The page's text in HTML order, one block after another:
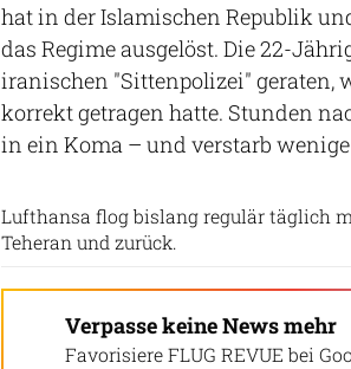
hat in der Islamischen Republik
das Regime ausgelöst. Die 22-
iranischen "Sittenpolizei" geraten,
korrekt getragen hatte. Stunden
in ein Koma – und verstarb wenige
Lufthansa flog bislang regulär täglich
Teheran und zurück.
Verpasse keine News mehr
Favorisiere FLUG REVUE bei